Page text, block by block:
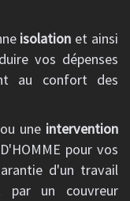
isolation et ainsi
vos dépenses
au confort des
ou une intervention
pour vos
d'un travail
par un couvreur